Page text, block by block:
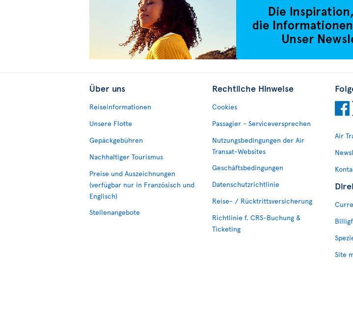
Über uns
Reiseinformationen
Unsere Flotte
Gepäckgebühren
Nachhaltiger Tourismus
Preise und Auszeichnungen
(verfügbar nur in Französisch und
Englisch)
Stellenangebote
Rechtliche Hinweise
Cookies
Passagier - Serviceversprechen
Nutzungsbedingungen der Air
Transat-Websites
Geschäftsbedingungen
Datenschutzrichtlinie
Reise- / Rücktrittsversicherung
Richtlinie f. CRS-Buchung &
Ticketing
Air
Site